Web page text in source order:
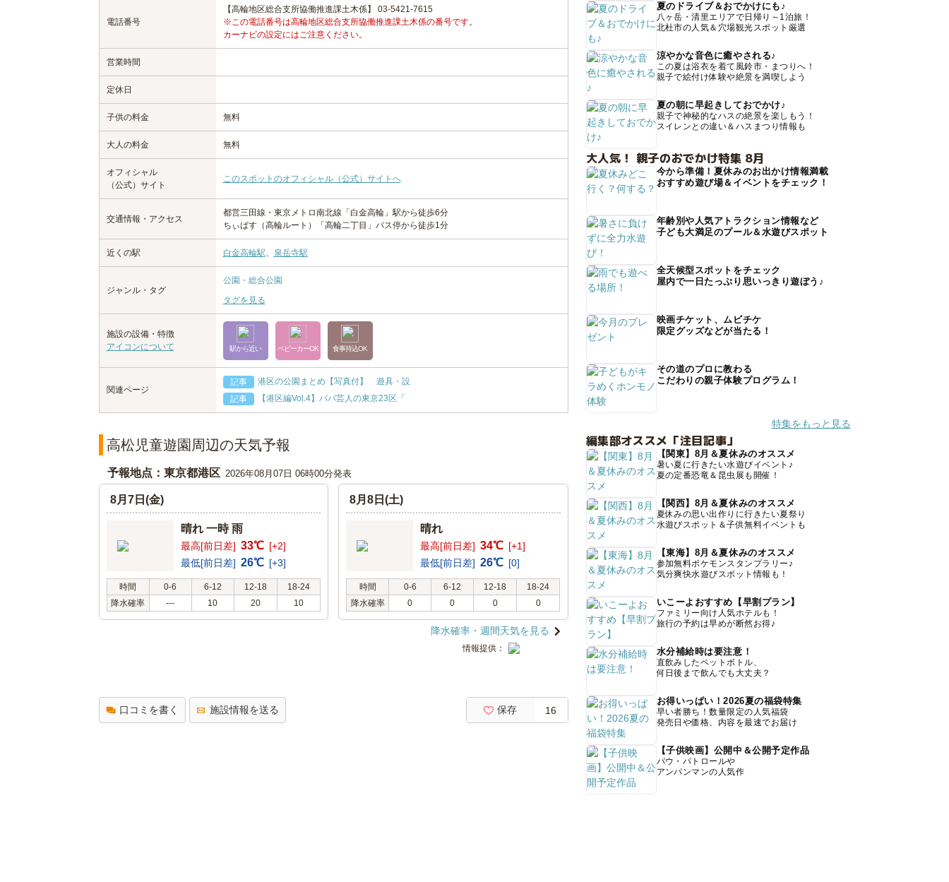
電話番号
【高輪地区総合支所協働推進課土木係】 03-5421-7615
※この電話番号は高輪地区総合支所協働推進課土木係の番号です。
カーナビの設定にはご注意ください。
営業時間
定休日
子供の料金 無料
大人の料金 無料
オフィシャル
（公式）サイト
このスポットのオフィシャル（公式）サイトへ
交通情報・アクセス
都営三田線・東京メトロ南北線「白金高輪」駅から徒歩6分
ちぃばす（高輪ルート）「高輪二丁目」バス停から徒歩1分
近くの駅 白金高輪駅、 泉岳寺駅
ジャンル・タグ
公園・総合公園
タグを見る
施設の設備・特徴
アイコンについて
駅から近い ベビーカーOK 食事持込OK
関連ページ
記事
港区の公園まとめ【写真付】 遊具・設
記事
【港区編Vol.4】パパ芸人の東京23区「
高松児童遊園周辺の天気予報
予報地点：東京都港区 2026年08月07日 06時00分発表
8月7日(金)
晴れ 一時 雨
最高[前日差] 33℃ [+2]
最低[前日差] 26℃ [+3]
時間 0-6 6-12 12-18
18-24
降水確率
--- 10 20 10
8月8日(土)
晴れ
最高[前日差] 34℃ [+1]
最低[前日差] 26℃ [0]
時間 0-6 6-12 12-18
18-24
降水確率
0 0 0 0
降水確率・週間天気を見る
情報提供：
口コミを書く 施設情報を送る 保存 16
夏のドライブ＆おでかけにも♪
八ヶ岳・清里エリアで日帰り～1泊旅！
北杜市の人気＆穴場観光スポット厳選
涼やかな音色に癒やされる♪
この夏は浴衣を着て風鈴市・まつりへ！
親子で絵付け体験や絶景を満喫しよう
夏の朝に早起きしておでかけ♪
親子で神秘的なハスの絶景を楽しもう！
スイレンとの違い＆ハスまつり情報も
大人気！ 親子のおでかけ特集 8月
今から準備！夏休みのお出かけ情報満載
おすすめ遊び場＆イベントをチェック！
年齢別や人気アトラクション情報など
子ども大満足のプール＆水遊びスポット
全天候型スポットをチェック
屋内で一日たっぷり思いっきり遊ぼう♪
映画チケット、ムビチケ
限定グッズなどが当たる！
その道のプロに教わる
こだわりの親子体験プログラム！
特集をもっと見る
編集部オススメ「注目記事」
【関東】8月＆夏休みのオススメ
暑い夏に行きたい水遊びイベント♪
夏の定番恐竜＆昆虫展も開催！
【関西】8月＆夏休みのオススメ
夏休みの思い出作りに行きたい夏祭り
水遊びスポット＆子供無料イベントも
【東海】8月＆夏休みのオススメ
参加無料ポケモンスタンプラリー♪
気分爽快水遊びスポット情報も！
いこーよおすすめ【早割プラン】
ファミリー向け人気ホテルも！
旅行の予約は早めが断然お得♪
水分補給時は要注意！
直飲みしたペットボトル、
何日後まで飲んでも大丈夫？
お得いっぱい！2026夏の福袋特集
早い者勝ち！数量限定の人気福袋
発売日や価格、内容を最速でお届け
【子供映画】公開中＆公開予定作品
パウ・パトロールや
アンパンマンの人気作